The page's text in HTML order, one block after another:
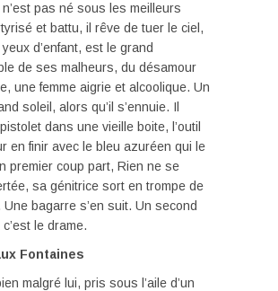
pas né sous les meilleurs
et battu, il rêve de tuer le ciel,
d’enfant, est le grand
de ses malheurs, du désamour
une femme aigrie et alcoolique. Un
soleil, alors qu’il s’ennuie. Il
dans une vieille boite, l’outil
en finir avec le bleu azuréen qui le
premier coup part, Rien ne se
sa génitrice sort en trompe de
Une bagarre s’en suit. Un second
le drame.
Fontaines
malgré lui, pris sous l’aile d’un